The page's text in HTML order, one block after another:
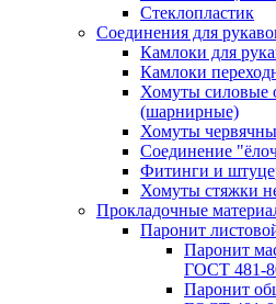
Стеклопластик
Соединения для
Камлоки для
Камлоки
Хомуты силовые
(шарнирные)
Хомуты
Соединение
Фитинги и
Хомуты стяжки
Прокладочные
Паронит
Паронит
ГОСТ 481-
Паронит